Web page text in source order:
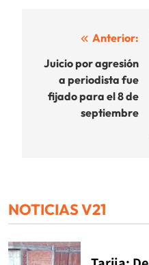
Navegación
de
entradas
Anterior:
Juicio por agresión
a periodista fue
fijado para el 8 de
septiembre
NOTICIAS V21